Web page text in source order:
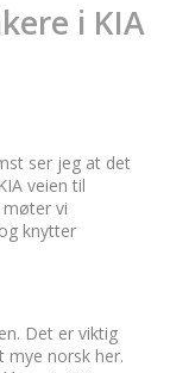
i KIA
ser jeg at det
veien til
møter vi
knytter
Det er viktig
mye norsk her.